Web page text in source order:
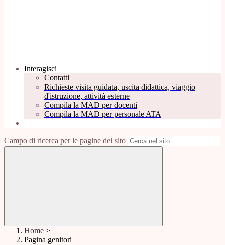
Interagisci
Contatti
Richieste visita guidata, uscita didattica, viaggio
d'istruzione, attività esterne
Compila la MAD per docenti
Compila la MAD per personale ATA
Campo di ricerca per le pagine del sito
Home >
Pagina genitori